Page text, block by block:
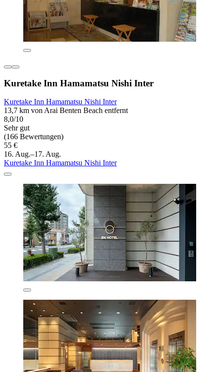
Kuretake Inn Hamamatsu Nishi Inter
Kuretake Inn Hamamatsu Nishi Inter
13,7 km von Arai Benten Beach entfernt
8,0/10
Sehr gut
(166 Bewertungen)
55 €
16. Aug.–17. Aug.
Kuretake Inn Hamamatsu Nishi Inter